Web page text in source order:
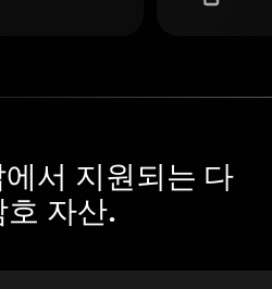
서 지원되는 다
호 자산.